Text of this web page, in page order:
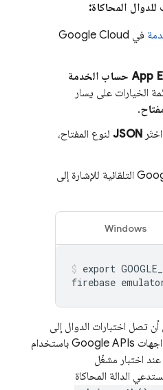
المحاكاة:
في Google Cloud
Appحساب الخدمة
الخيارات على يسار
.
JSON لنوع المفتاح،
اضبط بيانات اعتماد Google التلقائية للإشارة إلى
Windows
export
تصل اختبارات الدوال إلى
اختبار مشغّل
الدالة المحاكاة